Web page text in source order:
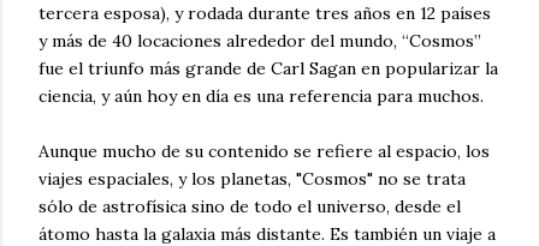
tercera esposa), y rodada durante tres años en 12 países
y más de 40 locaciones alrededor del mundo, “Cosmos”
fue el triunfo más grande de Carl Sagan en popularizar la
ciencia, y aún hoy en día es una referencia para muchos.
Aunque mucho de su contenido se refiere al espacio, los
viajes espaciales, y los planetas, "Cosmos" no se trata
sólo de astrofísica sino de todo el universo, desde el
átomo hasta la galaxia más distante. Es también un viaje a